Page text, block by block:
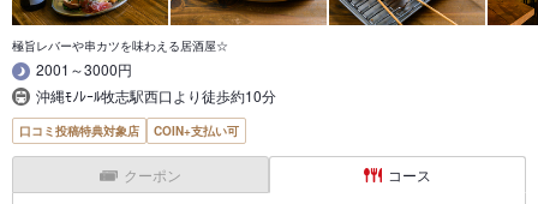
極旨レバーや串カツを味わえる居酒屋☆
2001～3000円
沖縄ﾓﾉﾚｰﾙ牧志駅西口より徒歩約10分
口コミ投稿特典対象店 COIN+支払い可
クーポン コース